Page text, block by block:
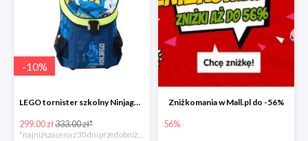
-10%
LEGO tornister szkolny Ninjago JAY of Lightning Easy
299.00 zł333.00 zł*
Zniżkomania w Mall.pl do -56%
56%